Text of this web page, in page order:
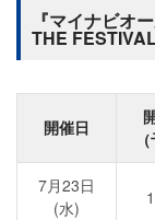
『マイナビオ
THE
開催日
7月23日
(水)